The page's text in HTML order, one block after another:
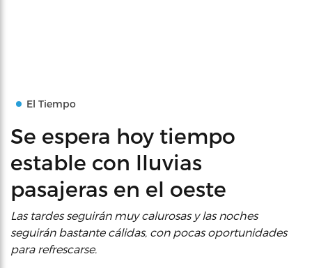
El Tiempo
Se espera hoy tiempo
estable con lluvias
pasajeras en el oeste
Las tardes seguirán muy calurosas y las noches
seguirán bastante cálidas, con pocas oportunidades
para refrescarse.